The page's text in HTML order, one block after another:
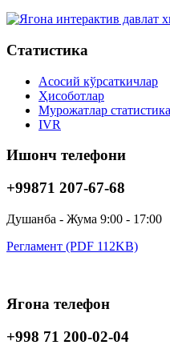
Статистика
Асосий кўрсаткичлар
Ҳисоботлар
Мурожатлар
IVR
Ишонч телефони
+99871 207-67-68
Душанба - Жума 9:00 - 17:00
Регламент (PDF 112KB)
Ягона телефон
+998 71 200-02-04